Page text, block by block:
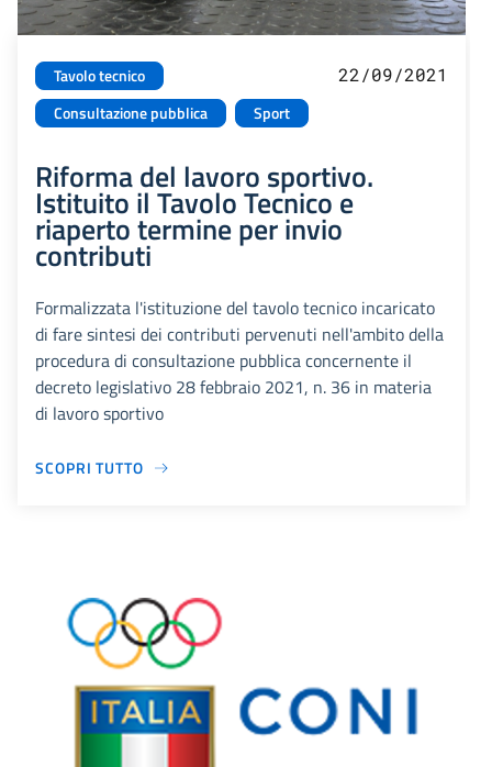
Tavolo tecnico
Consultazione pubblica
Sport
22/09/2021
Riforma del lavoro sportivo.
Istituito il Tavolo Tecnico e
riaperto termine per invio
contributi
Formalizzata l'istituzione del tavolo tecnico incaricato
di fare sintesi dei contributi pervenuti nell'ambito della
procedura di consultazione pubblica concernente il
decreto legislativo 28 febbraio 2021, n. 36 in materia
di lavoro sportivo
SCOPRI TUTTO